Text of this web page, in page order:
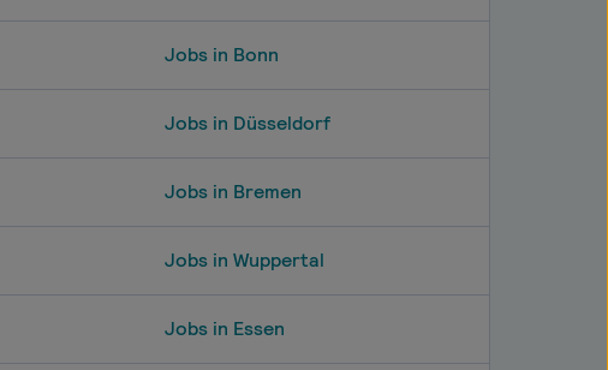
Jobs in Bonn
Jobs in Düsseldorf
Jobs in Bremen
Jobs in Wuppertal
Jobs in Essen